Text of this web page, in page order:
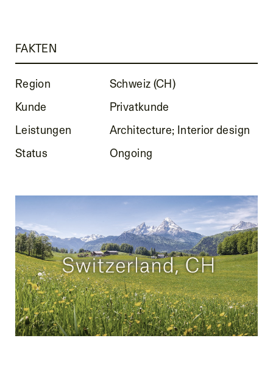
FAKTEN
Region
Schweiz (CH)
Kunde
Privatkunde
Leistungen
Architecture; Interior design
Status
Ongoing